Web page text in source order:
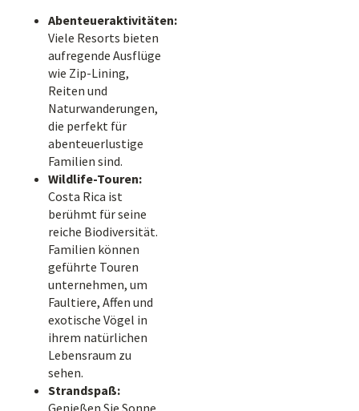
Abenteueraktivitäten:
Viele Resorts bieten
aufregende Ausflüge
wie Zip-Lining,
Reiten und
Naturwanderungen,
die perfekt für
abenteuerlustige
Familien sind.
Wildlife-Touren:
Costa Rica ist
berühmt für seine
reiche Biodiversität.
Familien können
geführte Touren
unternehmen, um
Faultiere, Affen und
exotische Vögel in
ihrem natürlichen
Lebensraum zu
sehen.
Strandspaß:
Genießen Sie Sonne